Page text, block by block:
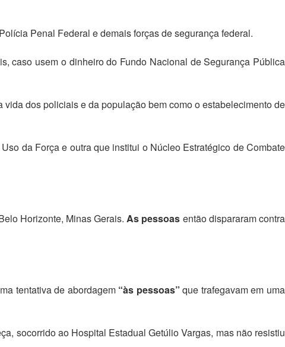
Penal Federal e demais forças de segurança federal.
caso usem o dinheiro do Fundo Nacional de Segurança Pública
dos policiais e da população bem como o estabelecimento de
da Força e outra que institui o Núcleo Estratégico de Combate
Horizonte, Minas Gerais.As pessoas então dispararam contra
tentativa de abordagem “às pessoas” que trafegavam em uma
socorrido ao Hospital Estadual Getúlio Vargas, mas não resistiu